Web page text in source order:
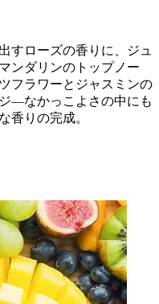
すローズの香りに、ジュ
ンダリンのトップノー
フラワーとジャスミンの
―なかっこよさの中にも
香りの完成。